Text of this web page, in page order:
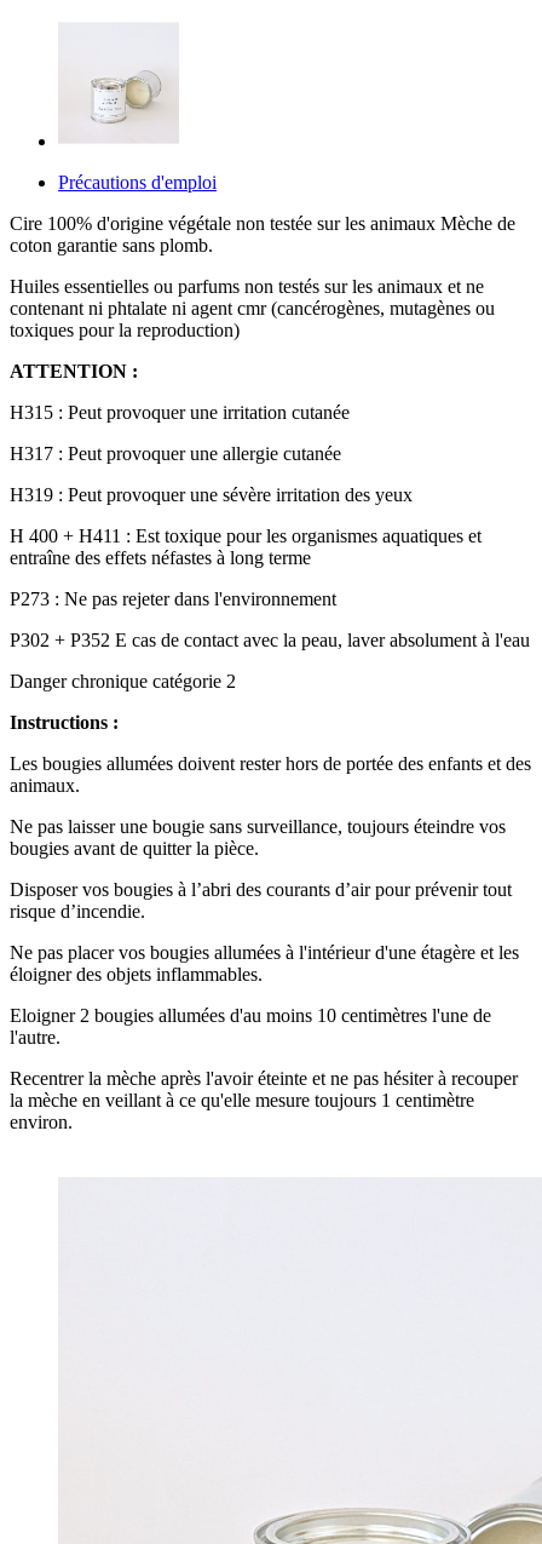
Précautions d'emploi
Cire 100% d'origine végétale non testée sur les animaux Mèche de
coton garantie sans plomb.
Huiles essentielles ou parfums non testés sur les animaux et ne
contenant ni phtalate ni agent cmr (cancérogènes, mutagènes ou
toxiques pour la reproduction)
ATTENTION :
H315 : Peut provoquer une irritation cutanée
H317 : Peut provoquer une allergie cutanée
H319 : Peut provoquer une sévère irritation des yeux
H 400 + H411 : Est toxique pour les organismes aquatiques et
entraîne des effets néfastes à long terme
P273 : Ne pas rejeter dans l'environnement
P302 + P352 E cas de contact avec la peau, laver absolument à l'eau
Danger chronique catégorie 2
Instructions :
Les bougies allumées doivent rester hors de portée des enfants et des
animaux.
Ne pas laisser une bougie sans surveillance, toujours éteindre vos
bougies avant de quitter la pièce.
Disposer vos bougies à l’abri des courants d’air pour prévenir tout
risque d’incendie.
Ne pas placer vos bougies allumées à l'intérieur d'une étagère et les
éloigner des objets inflammables.
Eloigner 2 bougies allumées d'au moins 10 centimètres l'une de
l'autre.
Recentrer la mèche après l'avoir éteinte et ne pas hésiter à recouper
la mèche en veillant à ce qu'elle mesure toujours 1 centimètre
environ.